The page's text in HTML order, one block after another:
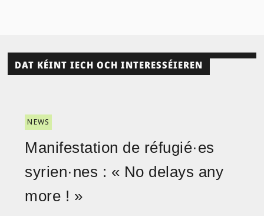
DAT KÉINT IECH OCH INTERESSÉIEREN
NEWS
Manifestation de réfugié·es
syrien·nes : « No delays any
more ! »